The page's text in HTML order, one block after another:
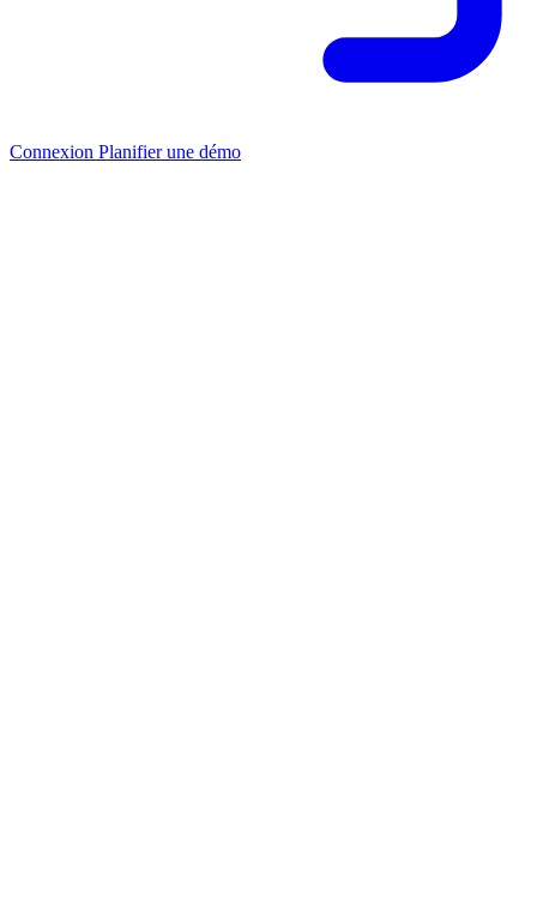
Connexion Planifier une démo